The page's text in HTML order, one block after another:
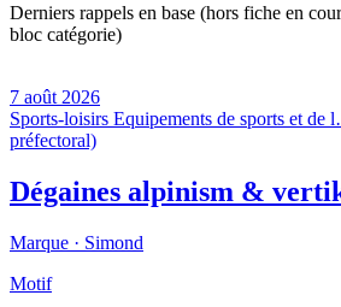
Derniers rappels en base (hors fiche en
bloc catégorie)
7 août 2026
Sports-loisirs Equipements de sports et de
préfectoral)
Dégaines alpinism &
Marque · Simond
Motif